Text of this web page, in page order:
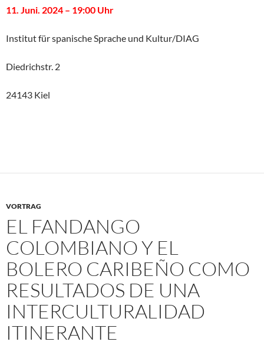
11. Juni. 2024 – 19:00 Uhr
Institut für spanische Sprache und Kultur/DIAG
Diedrichstr. 2
24143 Kiel
VORTRAG
EL FANDANGO
COLOMBIANO Y EL
BOLERO CARIBEÑO COMO
RESULTADOS DE UNA
INTERCULTURALIDAD
ITINERANTE